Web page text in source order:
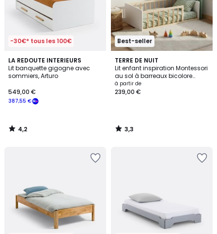
-30€* tous les 100€
LA REDOUTE INTERIEURS
Lit banquette gigogne avec
sommiers, Arturo
387,55 €
549,00 €
4,2
/ 5
4,2
/
Best-seller
TERRE DE NUIT
Lit enfant inspiration Montessori
au sol à barreaux bicolore
90x190
à partir de
239,00 €
3,3
/ 5
3,3
/